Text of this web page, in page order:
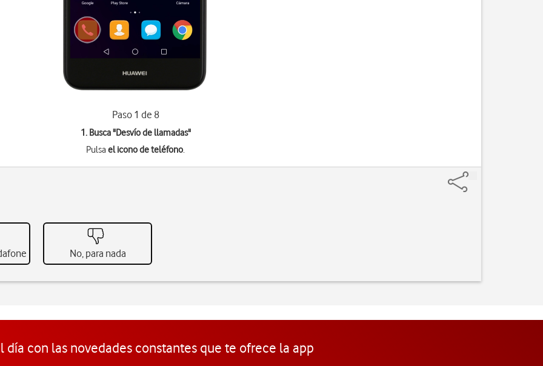
Paso 1 de 8
1. Busca "Desvío de llamadas"
Pulsael icono de teléfono.
No, para nada
día con las novedades constantes que te ofrece la app